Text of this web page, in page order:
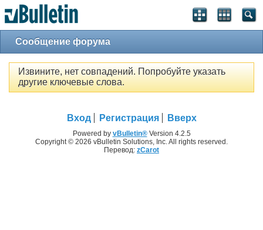
Сообщение форума
Извините, нет совпадений. Попробуйте указать
другие ключевые слова.
Вход Регистрация Вверх
Powered by vBulletin®Version 4.2.5
Copyright © 2026 vBulletin Solutions, Inc. All rights reserved.
Перевод: zCarot